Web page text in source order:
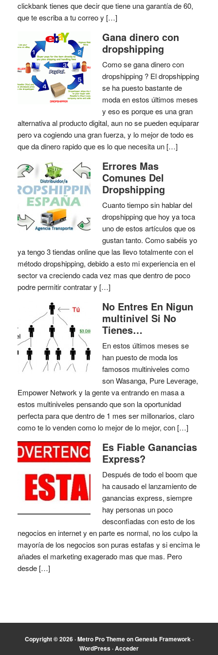
clickbank tienes que decir que tiene una garantía de 60,
que te escriba a tu correo y […]
Gana dinero con
dropshipping
Como se gana dinero con
dropshipping ? El dropshipping
se ha puesto bastante de
moda en estos últimos meses
y eso es porque es una gran
alternativa al producto digital, aun no se pueden equiparar
pero va cogiendo una gran fuerza, y lo mejor de todo es
que da dinero rapido que es lo que necesita un […]
Errores Mas
Comunes Del
Dropshipping
Cuanto tiempo sin hablar del
dropshipping que hoy ya toca
uno de estos artículos que os
gustan tanto. Como sabéis yo
ya tengo 3 tiendas online que las llevo totalmente con el
método dropshipping, debido a esto mi experiencia en el
sector va creciendo cada vez mas que dentro de poco
podre permitir contratar y […]
No Entres En Nigun
multinivel Si No
Tienes…
En estos últimos meses se
han puesto de moda los
famosos multiniveles como
son Wasanga, Pure Leverage,
Empower Network y la gente va entrando en masa a
estos multiniveles pensando que son la oportunidad
perfecta para que dentro de 1 mes ser millonarios, claro
como te lo venden como lo mejor de lo mejor, con […]
Es Fiable Ganancias
Express?
Después de todo el boom que
ha causado el lanzamiento de
ganancias express, siempre
hay personas un poco
desconfiadas con esto de los
negocios en internet y en parte es normal, no los culpo la
mayoría de los negocios son puras estafas y si encima le
añades el marketing exagerado mas que mas. Pero
desde […]
Copyright © 2026 ·Metro Pro ThemeonGenesis Framework·
WordPress ·Acceder